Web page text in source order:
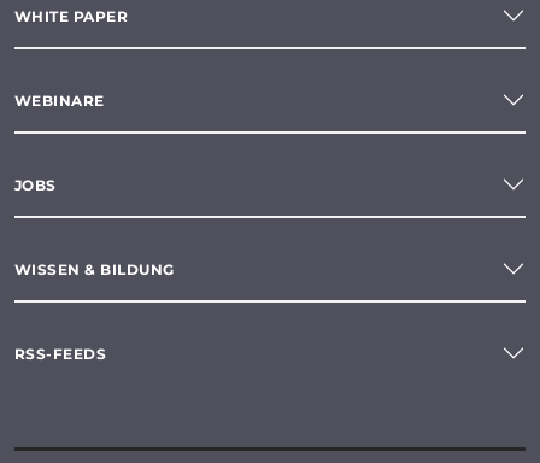
WHITE PAPER
WEBINARE
JOBS
WISSEN & BILDUNG
RSS-FEEDS